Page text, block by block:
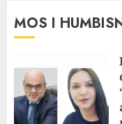
MOS I